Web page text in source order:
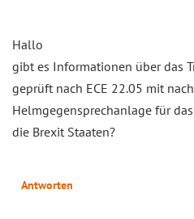
Hallo
gibt es Informationen über das
geprüft nach ECE 22.05 mit
Helmgegensprechanlage für
die Brexit Staaten?
Antworten